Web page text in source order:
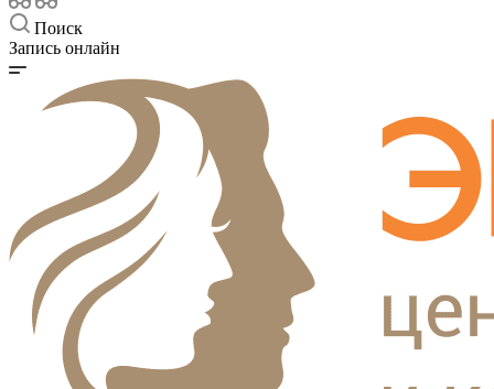
Поиск
Запись онлайн